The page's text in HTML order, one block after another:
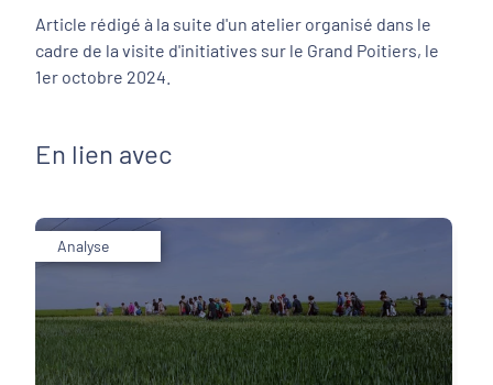
Article rédigé à la suite d'un atelier organisé dans le
cadre de la visite d'initiatives sur le Grand Poitiers, le
1er octobre 2024.
En lien avec
Analyse